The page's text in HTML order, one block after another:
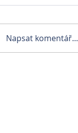
Napsat komentář...